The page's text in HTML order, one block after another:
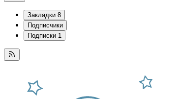
Закладки 8
Подписчики
Подписки 1